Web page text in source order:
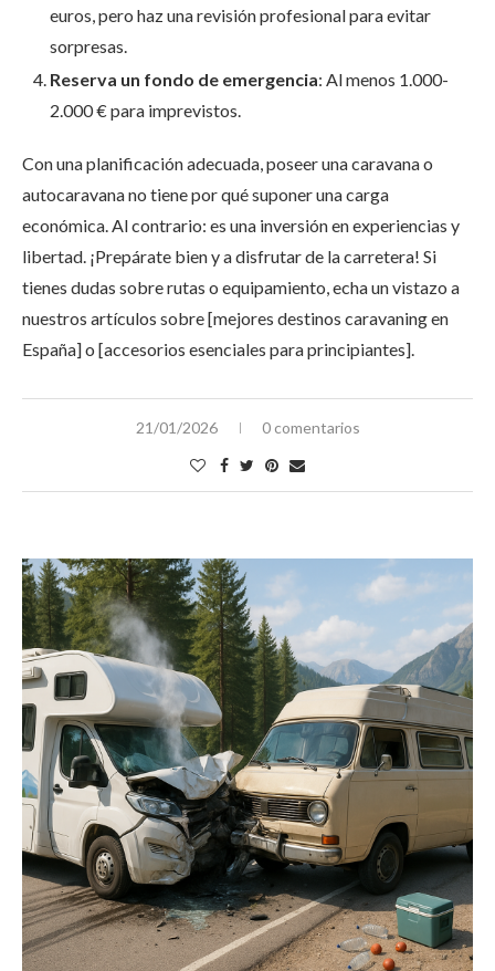
euros, pero haz una revisión profesional para evitar
sorpresas.
Reserva un fondo de emergencia: Al menos 1.000-
2.000 € para imprevistos.
Con una planificación adecuada, poseer una caravana o
autocaravana no tiene por qué suponer una carga
económica. Al contrario: es una inversión en experiencias y
libertad. ¡Prepárate bien y a disfrutar de la carretera! Si
tienes dudas sobre rutas o equipamiento, echa un vistazo a
nuestros artículos sobre [mejores destinos caravaning en
España] o [accesorios esenciales para principiantes].
21/01/2026 0 comentarios